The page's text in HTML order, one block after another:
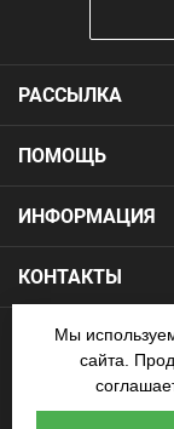
ПОМОЩЬ
ИНФОРМАЦИЯ
КОНТАКТЫ
РАССЫЛКА
Copyright 2026.Все
— продажа
Мы
сайта.